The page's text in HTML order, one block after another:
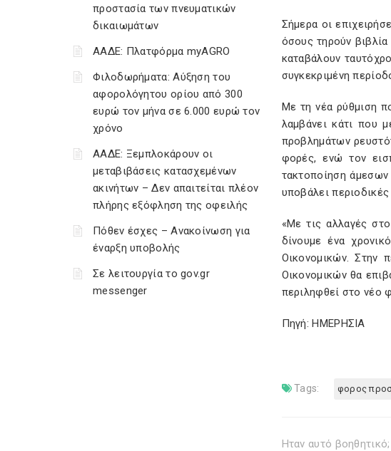
προστασία των πνευματικών
δικαιωμάτων
ΑΑΔΕ: Πλατφόρμα myAGRO
Φιλοδωρήματα: Αύξηση του
αφορολόγητου ορίου από 300
ευρώ τον μήνα σε 6.000 ευρώ τον
χρόνο
ΑΑΔΕ: Ξεμπλοκάρουν οι
μεταβιβάσεις κατασχεμένων
ακινήτων – Δεν απαιτείται πλέον
πλήρης εξόφληση της οφειλής
Πόθεν έσχες – Ανακοίνωση για
έναρξη υποβολής
Σε λειτουργία το gov.gr
messenger
Σήμερα οι
όσους τηρούν
καταβάλουν
συγκεκριμένη
Με τη νέα ρύθμιση
λαμβάνει κάτι που
προβλημάτων
φορές, ενώ τον
τακτοποίηση
υποβάλει
«Με τις αλλαγές
δίνουμε ένα
Οικονομικών. Στην
Οικονομικών θα
περιληφθεί στο νέο
Πηγή: ΗΜΕΡΗΣΙΑ
Tags: φορος
Ηταν αυτό βοηθητικό;